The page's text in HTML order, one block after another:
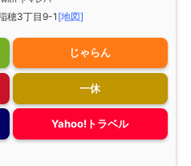
穂3丁目9-1 [地図]
じゃらん
一休
Yahoo!トラベル